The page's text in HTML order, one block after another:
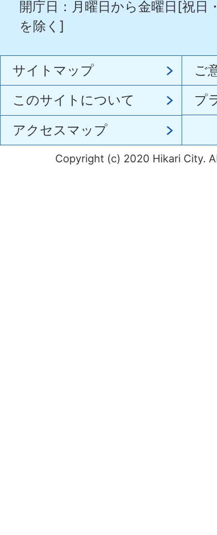
開庁日：月曜日から金曜日[祝日
を除く]
サイトマップ
ご
このサイトについて
プ
アクセスマップ
Copyright (c) 2020 Hikari City.